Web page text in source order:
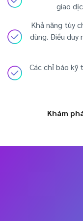
giao
Khả năng tùy
dùng. Điều duy
Các chỉ báo kỹ
Khám